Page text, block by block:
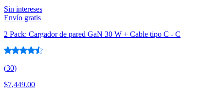
Sin intereses
Envío gratis
2 Pack: Cargador de pared GaN 30 W + Cable tipo C - C
(30)
$7,449.00